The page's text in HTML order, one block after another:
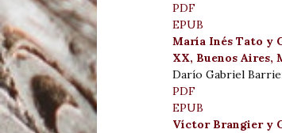
PDF
EPUB
María Inés Tato y
XX, Buenos Aires,
Darío Gabriel
PDF
EPUB
Víctor Brangier y